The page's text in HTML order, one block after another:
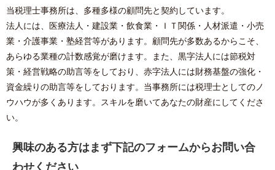
当税理士事務所は、多種多様の顧問先と契約しています。
法人には、医療法人・建設業・飲食業・ＩＴ関係・人材派遣・小売
業・介護事業・塾経営等があります。顧問先が多数あるからこそ、
あらゆる業種の計数感覚が磨けます。また、黒字法人には節税対
策・経営戦略の助言等をしており、赤字法人には財務基盤の強化・
資金繰りの助言等をしております。当事務所には税理士としてのノ
ウハウが多くあります。スキルを磨いてあなたの財産にしてくださ
い。
興味のある方はまず下記のフォームからお問い合
わせください